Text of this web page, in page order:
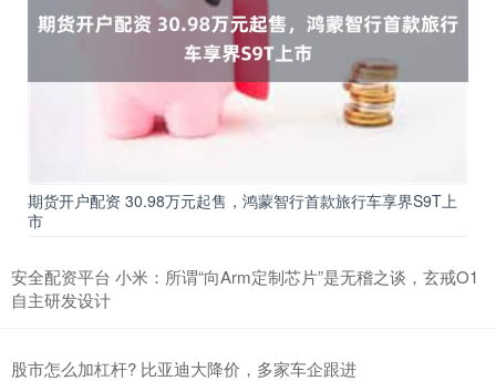
期货开户配资 30.98万元起售，鸿蒙智行首款旅行车享界S9T上
市
安全配资平台 小米：所谓“向Arm定制芯片”是无稽之谈，玄戒O1
自主研发设计
股市怎么加杠杆? 比亚迪大降价，多家车企跟进